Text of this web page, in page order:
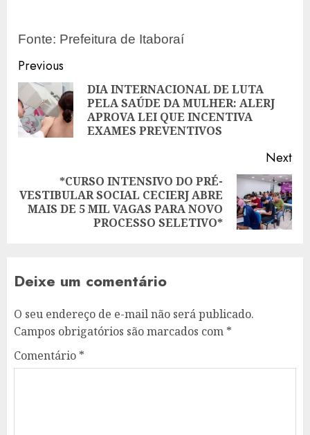
Fonte: Prefeitura de Itaboraí
Post
navigation
Previous
DIA INTERNACIONAL DE LUTA
PELA SAÚDE DA MULHER: ALERJ
APROVA LEI QUE INCENTIVA
EXAMES PREVENTIVOS
Next
Next
post:
*CURSO INTENSIVO DO PRÉ-
VESTIBULAR SOCIAL CECIERJ ABRE
MAIS DE 5 MIL VAGAS PARA NOVO
PROCESSO SELETIVO*
Deixe um comentário
O seu endereço de e-mail não será publicado.
Campos obrigatórios são marcados com *
Comentário *